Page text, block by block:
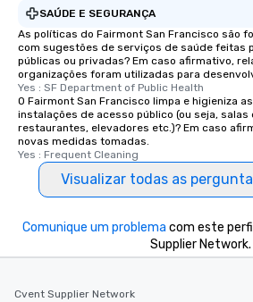
SAÚDE E SEGURANÇA
As políticas do Fairmont San Francisco são
com sugestões de serviços de saúde feitas
públicas ou privadas? Em caso afirmativo,
organizações foram utilizadas para
Yes : SF Department of Public Health
O Fairmont San Francisco limpa e higieniza
instalações de acesso público (ou seja, salas
restaurantes, elevadores etc.)? Em caso
novas medidas tomadas.
Yes : Frequent Cleaning
Visualizar todas as
Comunique um problema com este
Supplier Network.
Cvent Supplier Network